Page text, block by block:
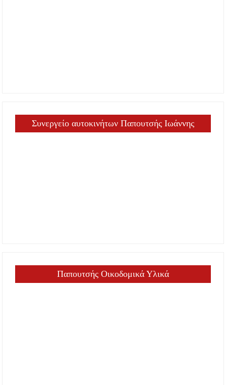
Συνεργείο αυτοκινήτων Παπουτσής Ιωάννης
Παπουτσής Οικοδομικά Υλικά